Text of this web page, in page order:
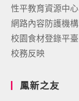
性平教育資源中心
網路內容防護機構
校園食材登錄平臺
校務反映
鳳新之友